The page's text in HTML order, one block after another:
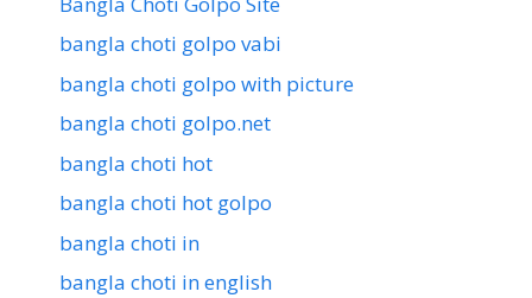
bangla choti golpo vabi
bangla choti golpo with picture
bangla choti golpo.net
bangla choti hot
bangla choti hot golpo
bangla choti in
bangla choti in english